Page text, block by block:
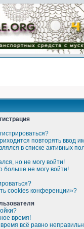
повторять ввод
в списке активных
но не могу войти!
больше не могу войти!
cookies конференции»?
время!
всё равно